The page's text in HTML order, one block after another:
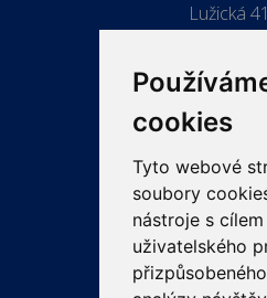
cookies
Tyto webové
soubory
nástroje s
uživatelského
Lužická
PRO
PRO